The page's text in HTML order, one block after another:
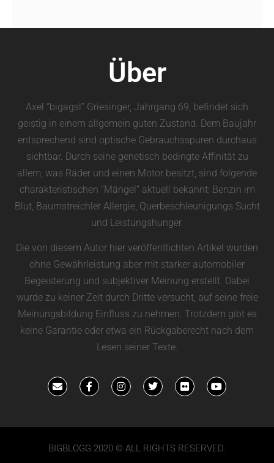
Über
Axel “bigagsl” Griesinger, Jahrgang 69, befindet sich
geistig in einem allgemein guten Zustand. Dem Baujahr
entsprechend sind optische Gebrauchsspuren durchaus
sichtbar. Durch seine genetisch bedingte Affinität zu
allem, was Räder und einen Motor besitzt, sind folgende
charakteristischen “Mängel” aktuell bekannt: Benzin im
Blut, Baumstreichler Allergie, Querbeschleunigungs Sucht
und Leistungshunger.
Die von diesem Autor hier veröffentlichten Artikel wurden
ohne Gewährleistung aber mit starker automobiler
Begeisterung und subjektiver Meinung erstellt. Dabei
wurde zu keiner Zeit durch Dritte versucht, auf seine freie
Meinungsbildung Einfluss zu nehmen. Trotzdem gibt es
keine Garantie oder etwa ein Rückgaberecht nach dem
Lesen seiner Texte.
BIGBLOGG 2020 © ALL RIGHTS RESERVED.